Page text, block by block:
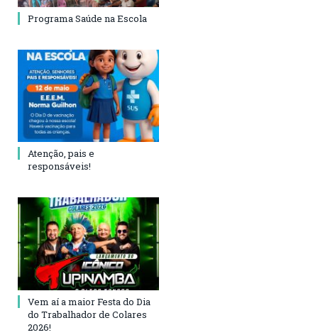
Programa Saúde na Escola
Atenção, pais e
responsáveis!
Vem aí a maior Festa do Dia
do Trabalhador de Colares
2026!